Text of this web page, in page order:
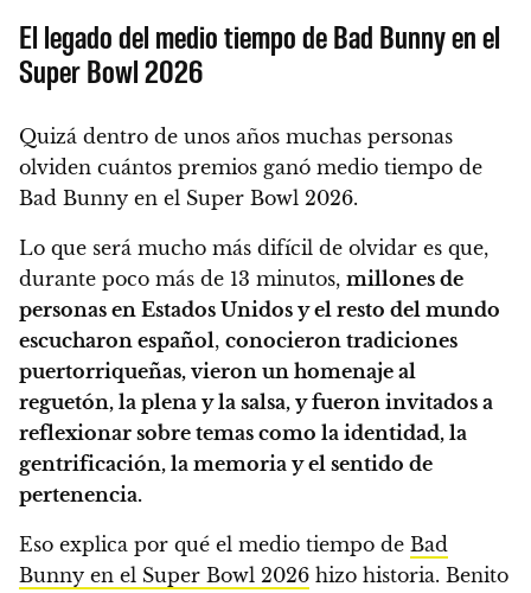
El legado del medio tiempo de Bad Bunny en el
Super Bowl 2026
Quizá dentro de unos años muchas personas
olviden cuántos premios ganó medio tiempo de
Bad Bunny en el Super Bowl 2026.
Lo que será mucho más difícil de olvidar es que,
durante poco más de 13 minutos, millones de
personas en Estados Unidos y el resto del mundo
escucharon español, conocieron tradiciones
puertorriqueñas, vieron un homenaje al
reguetón, la plena y la salsa, y fueron invitados a
reflexionar sobre temas como la identidad, la
gentrificación, la memoria y el sentido de
pertenencia.
Eso explica por qué el medio tiempo de Bad
Bunny en el Super Bowl 2026 hizo historia. Benito